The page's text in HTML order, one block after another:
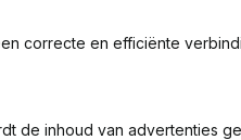
correcte en efficiënte
de inhoud van advertenties